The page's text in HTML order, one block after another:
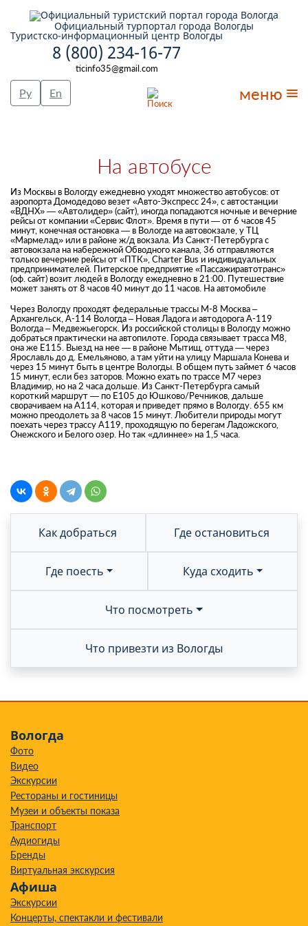
Официальный турпортал города Вологды
Туристско-информационный центр Вологды
8 (800) 234-16-77
ticinfo35@gmail.com
Ру En меню
На автобусе
Из Москвы в Вологду ежедневно уходят множество автобусов: от
аэропорта Домодедово везет «Авто-Экспресс 24», с автостанции
«ВДНХ» — «Автолидер» (сайт), иногда попадаются ночные и вечерние
рейсы от компании «Сервис Флот». Время в пути — от 6 часов 45
минут, конечная остановка — в Вологде на автовокзале, у ТЦ
«Мармелад» или в районе ж/д вокзала. Из Санкт-Петербурга с
автовокзала на набережной Обводного канала, 36 отправляются
только вечерние рейсы от «ПТК», Charter Bus и индивидуальных
предпринимателей. Питерское предприятие «Пассажиравтотранс»
(оф. сайт) возит людей в Вологду ежедневно в 21:00. Путешествие
может занять от 8 часов 40 минут до 11 часов. На автомобиле
Через Вологду проходят федеральные трассы М-8 Москва –
Архангельск, А-114 Вологда – Новая Ладога и автодорога А-119
Вологда – Медвежьегорск. Из российской столицы в Вологду можно
добраться практически на автопилоте. Города связывает трасса М8,
она же Е115. Выезд на нее — в районе Мытищ, оттуда — через
Ярославль до д. Емельяново, а там уйти на улицу Маршала Конева и
через 15 минут быть в центре Вологды. В общем путь займет 6 часов
15 минут, если без заторов. Можно ехать по трассе М7 через
Владимир, но на 2 часа дольше. Из Санкт-Петербурга самый
короткий маршрут — по Е105 до Юшково/Речников, дальше
сворачиваем на А114, которая и приведет прямо в Вологду. 655 км
можно преодолеть за 8 часов 15 минут. Любители природы могут
поехать через трассу А119, проходящую по берегам Ладожского,
Онежского и Белого озер. Но так «длиннее» на 1,5 часа.
Как добраться Где остановиться
Где поесть Куда сходить
Что посмотреть
Что привезти из Вологды
Вологда
Фото
Видео
Экскурсии
Рестораны и гостиницы
Музеи и объекты показа
Транспорт
Аудиогиды
Бренды
Виртуальная экскурсия
Афиша
Экскурсии
Концерты, спектакли и фестивали